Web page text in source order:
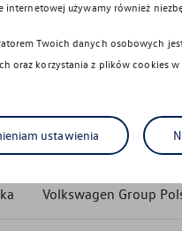
Volkswagen Group
Volkswagen Group
Volkswagen Group
internetowej używamy również
Twoich danych osobowych
oraz korzystania z plików cookies w
ustawienia